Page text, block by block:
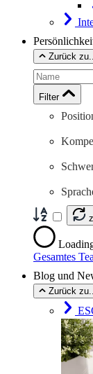
Zurück
Filter
Gesamtes
Blog und
Zurück